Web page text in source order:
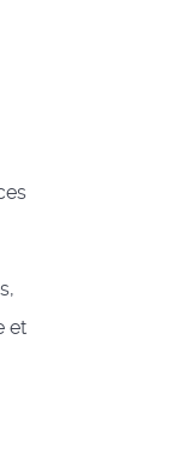
et